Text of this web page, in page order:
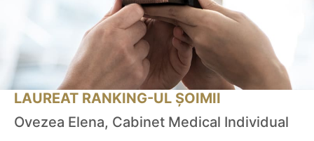
LAUREAT RANKING-UL ȘOIMII
Ovezea Elena, Cabinet Medical Individual